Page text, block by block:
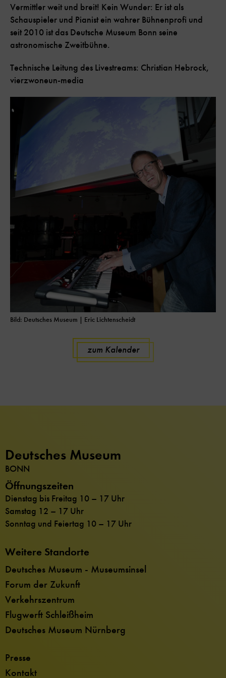
Bild: Deutsches Museum | Eric Lichtenscheidt
Vermittler weit und breit! Kein Wunder: Er ist als
Schauspieler und Pianist ein wahrer Bühnenprofi und
seit 2010 ist das Deutsche Museum Bonn seine
astronomische Zweitbühne.
Technische Leitung des Livestreams: Christian Hebrock,
vierzwoneun-media
zum Kalender
Deutsches Museum
BONN
Öffnungszeiten
Dienstag bis Freitag 10 – 17 Uhr
Samstag 12 – 17 Uhr
Sonntag und Feiertag 10 – 17 Uhr
Weitere Standorte
Deutsches Museum - Museumsinsel
Forum der Zukunft
Verkehrszentrum
Flugwerft Schleißheim
Deutsches Museum Nürnberg
Presse
Kontakt